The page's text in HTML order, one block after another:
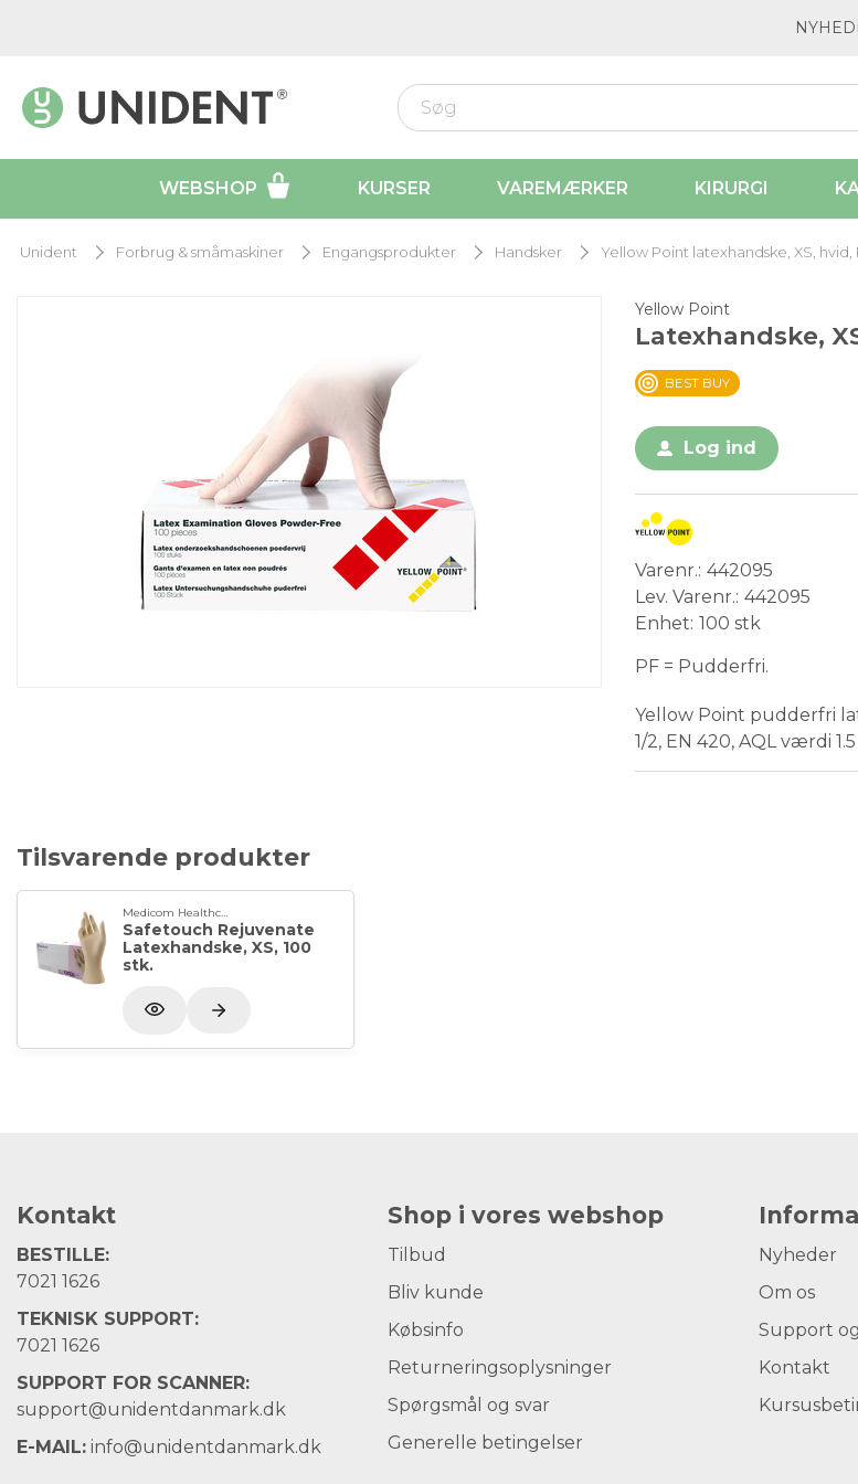
WEBSHOP KURSER VAREMÆRKER KIRURGI
Unident Forbrug & småmaskiner Engangsprodukter Handsker Yellow Point latexhandske, XS, hvid,
Yellow Point
Latexhandske,
BEST BUY
Log ind
Varenr. 442095
Lev. Varenr. 442095
Enhet 100 stk
PF = Pudderfri.
Yellow Point pudderfri
1/2, EN 420, AQL værdi 1.5
Tilsvarende produkter
Medicom Healthcare
Safetouch Rejuvenate
Latexhandske, XS, 100
stk.
Kontakt
BESTILLE:
7021 1626
TEKNISK SUPPORT:
7021 1626
SUPPORT FOR SCANNER:
support@unidentdanmark.dk
E-MAIL: info@unidentdanmark.dk
Shop i vores webshop
Tilbud
Bliv kunde
Købsinfo
Returneringsoplysninger
Spørgsmål og svar
Generelle betingelser
Nyheder
Om os
Support
Kontakt